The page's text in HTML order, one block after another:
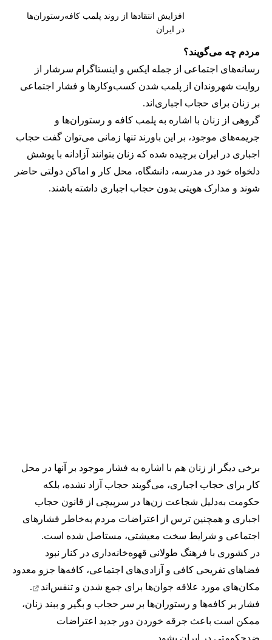
افزایش انتقادها از روند پلمب کافه‌رستوران‌ها
در ایران
مردم چه می‌گویند؟
رسانه‎‌های اجتماعی از جمله ایکس و اینستاگرام سرشار از
روایت شهروندان از پلمب شدن کسب‌وکارها و فشار اجتماعی
بر زنان برای حجاب اجباری‌اند.
گروهی از زنان با اشاره به پلمب کافه و رستوران‌ها و
جریمه‌های موجود، بر این باورند تنها زمانی می‌توان گفت حجاب
اجباری در ایران برچیده شده که زنان بتوانند آزادانه با پوشش
دلخواه خود در مدرسه، دانشگاه، محل کار و اماکن دولتی حاضر
شوند و مدارک هویتی بدون حجاب اجباری داشته باشند.
برخی دیگر از زنان هم با اشاره به فشار موجود بر آنها در محل
کار برای حجاب اجباری، می‌گویند حجاب آزاد نشده، بلکه
حکومت به‌دلیل شجاعت زن‌ها در سرپیچی از قانون حجاب
اجباری و همچنین ترس از اعتراضات مردم به‌خاطر فشارهای
اجتماعی و شرایط سخت معیشتی، مستاصل شده است.
در کشوری با فرهنگ طولانی قهوه‌‌خانه‌داری در کنار نبود
فضاهای تفریحی کافی و آزادی‌های اجتماعی، کافه‌ها جزو معدود
مکان‌های مورد علاقه جوان‌ها برای جمع شدن و تنفس‌اند
.
فشار بر کافه‌ها و رستوران‌ها بر سر حجاب و بگیر و ببند زنان،
ممکن است باعث جرقه خوردن دور جدید اعتراضات